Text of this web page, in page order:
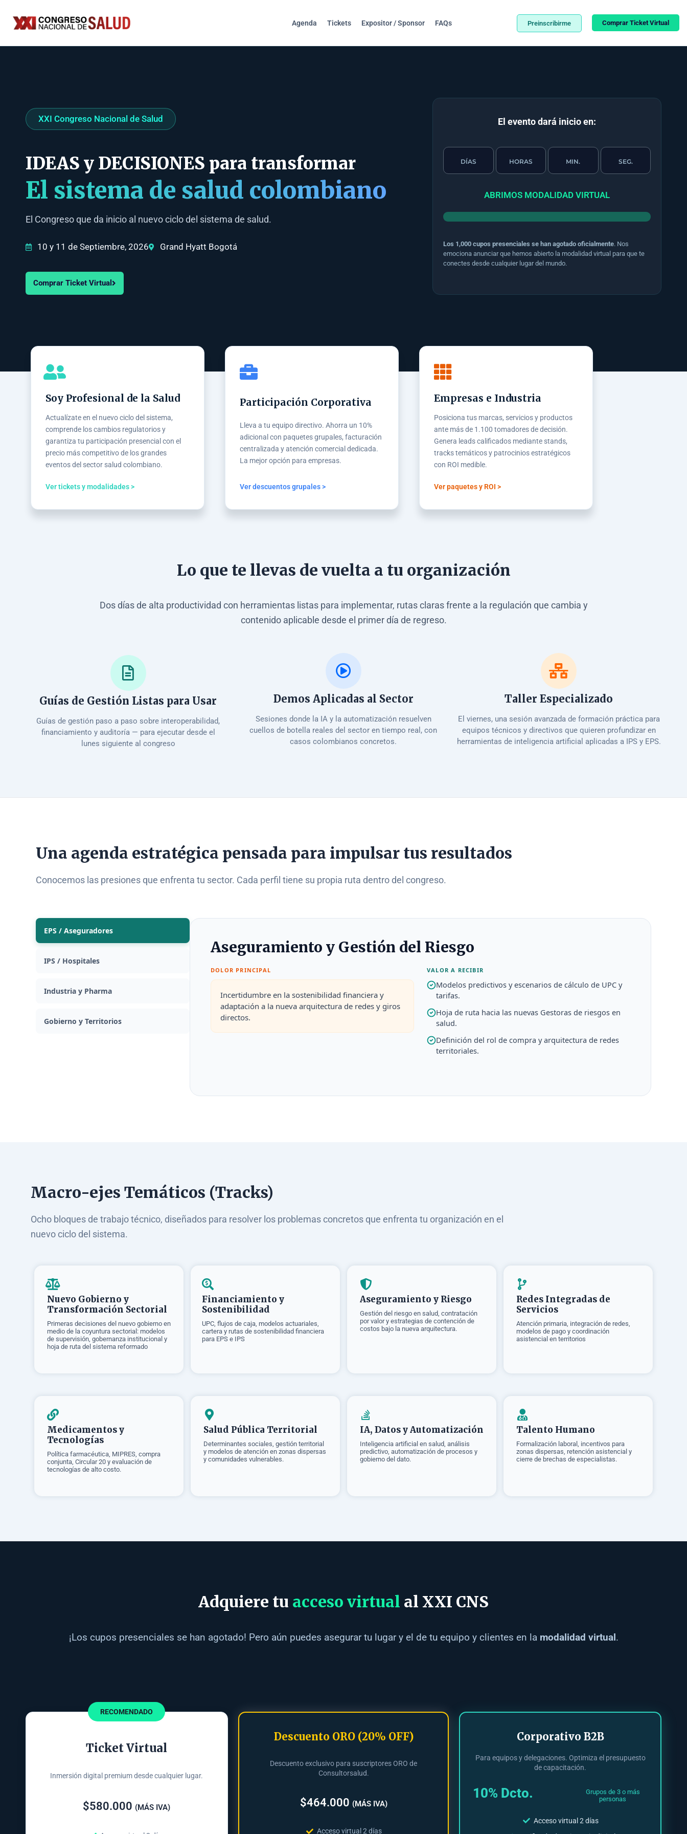
Agenda Tickets Expositor / Sponsor FAQs Preinscribirme Comprar Ticket Virtual
XXI Congreso Nacional de Salud
IDEAS y DECISIONES para transformar
El sistema de salud colombiano
El Congreso que da inicio al nuevo ciclo del sistema de salud.
10 y 11 de Septiembre, 2026 Grand Hyatt Bogotá
Comprar Ticket Virtual
El evento dará inicio en:
DÍAS HORAS MIN. SEG.
ABRIMOS MODALIDAD VIRTUAL
Los 1,000 cupos presenciales se han agotado oficialmente. Nos
emociona anunciar que hemos abierto la modalidad virtual para que te
conectes desde cualquier lugar del mundo.
Soy Profesional de la Salud
Actualízate en el nuevo ciclo del sistema,
comprende los cambios regulatorios y
garantiza tu participación presencial con el
precio más competitivo de los grandes
eventos del sector salud colombiano.
Ver tickets y modalidades >
Participación Corporativa
Lleva a tu equipo directivo. Ahorra un 10%
adicional con paquetes grupales, facturación
centralizada y atención comercial dedicada.
La mejor opción para empresas.
Ver descuentos grupales >
Empresas e Industria
Posiciona tus marcas, servicios y productos
ante más de 1.100 tomadores de decisión.
Genera leads calificados mediante stands,
tracks temáticos y patrocinios estratégicos
con ROI medible.
Ver paquetes y ROI >
Lo que te llevas de vuelta a tu organización
Dos días de alta productividad con herramientas listas para implementar, rutas claras frente a la regulación que cambia y
contenido aplicable desde el primer día de regreso.
Guías de Gestión Listas para Usar
Guías de gestión paso a paso sobre interoperabilidad,
financiamiento y auditoría — para ejecutar desde el
lunes siguiente al congreso
Demos Aplicadas al Sector
Sesiones donde la IA y la automatización resuelven
cuellos de botella reales del sector en tiempo real, con
casos colombianos concretos.
Taller Especializado
El viernes, una sesión avanzada de formación práctica para
equipos técnicos y directivos que quieren profundizar en
herramientas de inteligencia artificial aplicadas a IPS y EPS.
Una agenda estratégica pensada para impulsar tus resultados
Conocemos las presiones que enfrenta tu sector. Cada perfil tiene su propia ruta dentro del congreso.
EPS / Aseguradores
IPS / Hospitales
Industria y Pharma
Gobierno y Territorios
Aseguramiento y Gestión del Riesgo
DOLOR PRINCIPAL
Incertidumbre en la sostenibilidad financiera y
adaptación a la nueva arquitectura de redes y giros
directos.
VALOR A RECIBIR
Modelos predictivos y escenarios de cálculo de UPC y
tarifas.
Hoja de ruta hacia las nuevas Gestoras de riesgos en
salud.
Definición del rol de compra y arquitectura de redes
territoriales.
Macro-ejes Temáticos (Tracks)
Ocho bloques de trabajo técnico, diseñados para resolver los problemas concretos que enfrenta tu organización en el
nuevo ciclo del sistema.
Nuevo Gobierno y
Transformación Sectorial
Primeras decisiones del nuevo gobierno en
medio de la coyuntura sectorial: modelos
de supervisión, gobernanza institucional y
hoja de ruta del sistema reformado
Financiamiento y
Sostenibilidad
UPC, flujos de caja, modelos actuariales,
cartera y rutas de sostenibilidad financiera
para EPS e IPS
Aseguramiento y Riesgo
Gestión del riesgo en salud, contratación
por valor y estrategias de contención de
costos bajo la nueva arquitectura.
Redes Integradas de
Servicios
Atención primaria, integración de redes,
modelos de pago y coordinación
asistencial en territorios
Medicamentos y
Tecnologías
Política farmacéutica, MIPRES, compra
conjunta, Circular 20 y evaluación de
tecnologías de alto costo.
Salud Pública Territorial
Determinantes sociales, gestión territorial
y modelos de atención en zonas dispersas
y comunidades vulnerables.
IA, Datos y Automatización
Inteligencia artificial en salud, análisis
predictivo, automatización de procesos y
gobierno del dato.
Talento Humano
Formalización laboral, incentivos para
zonas dispersas, retención asistencial y
cierre de brechas de especialistas.
Adquiere tu acceso virtual al XXI CNS
¡Los cupos presenciales se han agotado! Pero aún puedes asegurar tu lugar y el de tu equipo y clientes en la modalidad virtual.
RECOMENDADO
Ticket Virtual
Inmersión digital premium desde cualquier lugar.
$580.000 (MÁS IVA)
Descuento ORO (20% OFF)
Descuento exclusivo para suscriptores ORO de
Consultorsalud.
$464.000 (MÁS IVA)
Acceso virtual 2 días
Corporativo B2B
Para equipos y delegaciones. Optimiza el presupuesto
de capacitación.
10% Dcto.
Grupos de 3 o más
personas
Acceso virtual 2 días